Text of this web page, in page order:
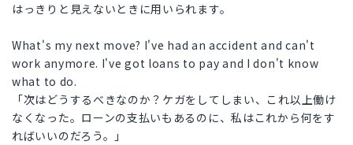
はっきりと見えないときに用いられます。
What's my next move? I've had an accident and can't
work anymore. I've got loans to pay and I don't know
what to do.
「次はどうするべきなのか？ケガをしてしまい、これ以上働け
なくなった。ローンの支払いもあるのに、私はこれから何をす
ればいいのだろう。」